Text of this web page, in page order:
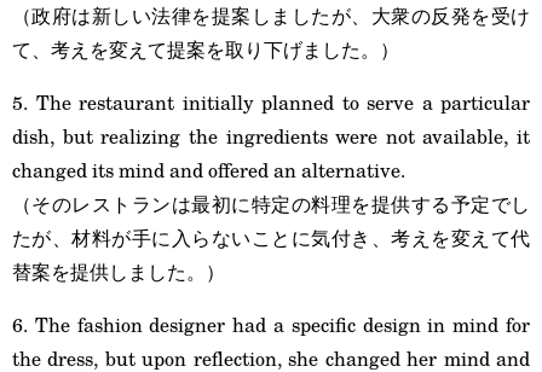
（政府は新しい法律を提案しましたが、大衆の反発を受け
て、考えを変えて提案を取り下げました。）
5. The restaurant initially planned to serve a particular
dish, but realizing the ingredients were not available, it
changed its mind and offered an alternative.
（そのレストランは最初に特定の料理を提供する予定でし
たが、材料が手に入らないことに気付き、考えを変えて代
替案を提供しました。）
6. The fashion designer had a specific design in mind for
the dress, but upon reflection, she changed her mind and